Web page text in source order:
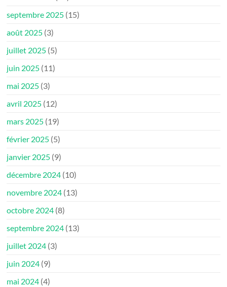
septembre 2025 (15)
août 2025 (3)
juillet 2025 (5)
juin 2025 (11)
mai 2025 (3)
avril 2025 (12)
mars 2025 (19)
février 2025 (5)
janvier 2025 (9)
décembre 2024 (10)
novembre 2024 (13)
octobre 2024 (8)
septembre 2024 (13)
juillet 2024 (3)
juin 2024 (9)
mai 2024 (4)